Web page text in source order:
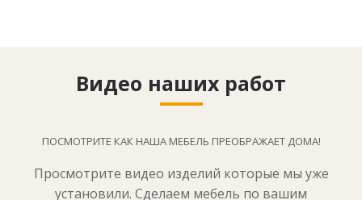
Видео наших работ
ПОСМОТРИТЕ КАК НАША МЕБЕЛЬ ПРЕОБРАЖАЕТ ДОМА!
Просмотрите видео изделий которые мы уже
установили. Сделаем мебель по вашим